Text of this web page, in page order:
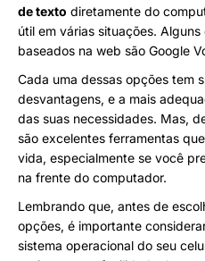
de texto diretamente do
útil em várias situações.
baseados na web são Google
Cada uma dessas opções tem
desvantagens, e a mais
das suas necessidades. Mas,
são excelentes ferramentas
vida, especialmente se você
na frente do computador.
Lembrando que, antes de
opções, é importante
sistema operacional do seu